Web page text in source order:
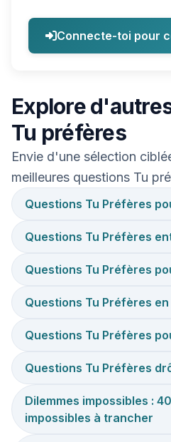
Connecte-toi pour
Explore
Tu préfères
Envie d'une sélection
meilleures questions Tu
Questions Tu Préfères
Questions Tu Préfères
Questions Tu Préfères
Questions Tu Préfères
Questions Tu Préfères
Questions Tu Préfères
Dilemmes impossibles :
impossibles à trancher